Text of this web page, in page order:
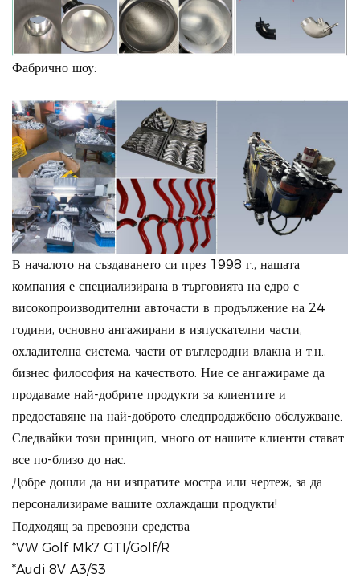
Фабрично шоу:
В началото на създаването си през 1998 г., нашата
компания е специализирана в търговията на едро с
високопроизводителни авточасти в продължение на 24
години, основно ангажирани в изпускателни части,
охладителна система, части от въглеродни влакна и т.н.,
бизнес философия на качеството. Ние се ангажираме да
продаваме най-добрите продукти за клиентите и
предоставяне на най-доброто следпродажбено обслужване.
Следвайки този принцип, много от нашите клиенти стават
все по-близо до нас.
Добре дошли да ни изпратите мостра или чертеж, за да
персонализираме вашите охлаждащи продукти!
Подходящ за превозни средства
*VW Golf Mk7 GTI/Golf/R
*Audi 8V A3/S3